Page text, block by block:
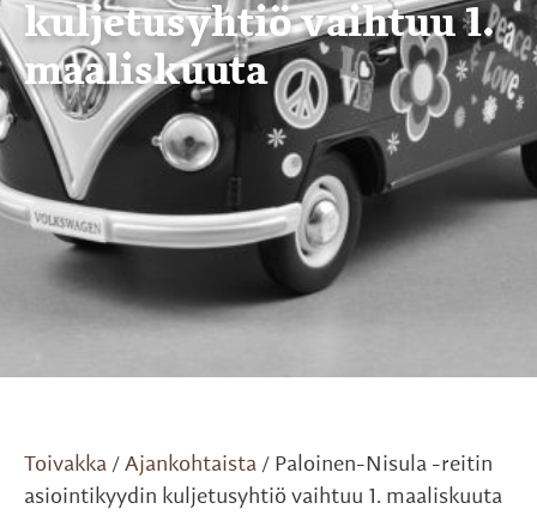
kuljetusyhtiö vaihtuu 1.
maaliskuuta
Toivakka / Ajankohtaista / Paloinen-Nisula -reitin
asiointikyydin kuljetusyhtiö vaihtuu 1. maaliskuuta